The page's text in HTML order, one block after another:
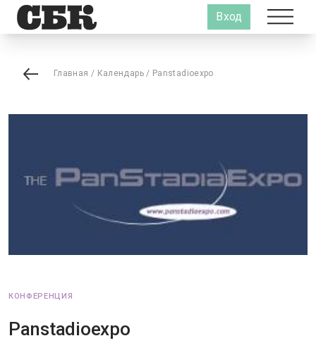
Вход
Главная / Календарь/ Panstadioexpo
КОНФЕРЕНЦИЯ
Panstadioexpo